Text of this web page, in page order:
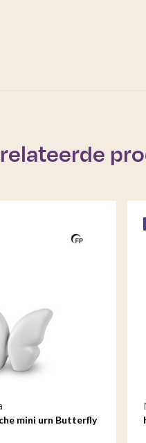
urn Butterfly
KU